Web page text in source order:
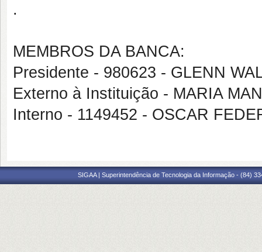
.
MEMBROS DA BANCA:
Presidente - 980623 - GLENN
Externo à Instituição - MARIA
Interno - 1149452 - OSCAR
SIGAA | Superintendência de Tecnologia da Informação - (84)